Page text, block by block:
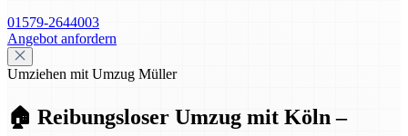
01579-2644003
Angebot anfordern
Umziehen mit Umzug Müller
🏠 Reibungsloser Umzug mit Köln –